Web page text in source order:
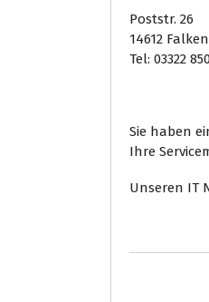
Poststr. 26
14612
Tel: 03322
Sie haben
Ihre
Unseren IT